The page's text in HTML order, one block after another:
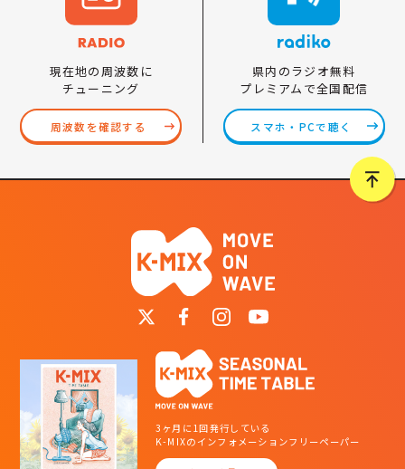
現在地の周波数に
チューニング
周波数を確認する
県内のラジオ無料
プレミアムで全国配信
スマホ・PCで聴く
3ヶ月に1回発行している
K-MIXのインフォメーションフリーペーパー